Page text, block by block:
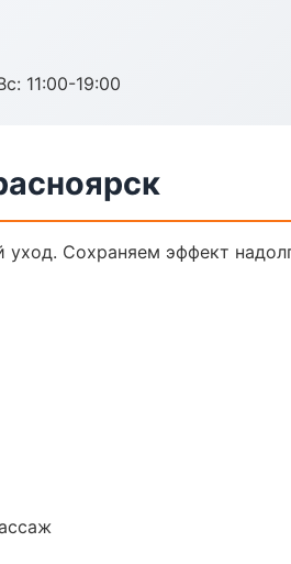
11:00-19:00
Сохраняем эффект